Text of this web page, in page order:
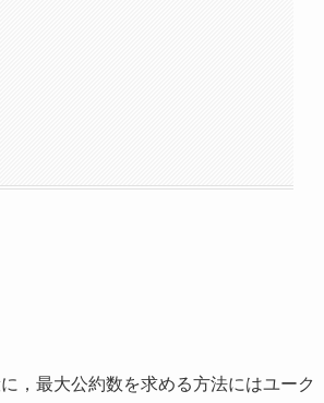
，最大公約数を求める方法にはユーク